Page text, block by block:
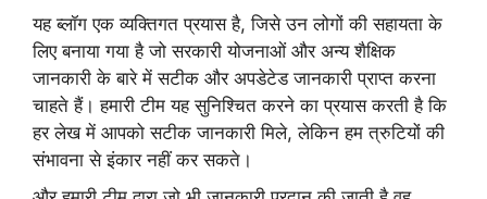
यह ब्लॉग एक व्यक्तिगत प्रयास है, जिसे उन लोगों की सहायता के
लिए बनाया गया है जो सरकारी योजनाओं और अन्य शैक्षिक
जानकारी के बारे में सटीक और अपडेटेड जानकारी प्राप्त करना
चाहते हैं। हमारी टीम यह सुनिश्चित करने का प्रयास करती है कि
हर लेख में आपको सटीक जानकारी मिले, लेकिन हम त्रुटियों की
संभावना से इंकार नहीं कर सकते।